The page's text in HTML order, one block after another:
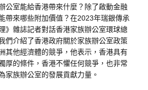
公室能給香港帶來什麼？除了啟動金融
帶來哪些附加價值？在2023年瑞銀傳承
》雜誌記者對話香港家族辦公室環球總
們介紹了香港政府關於家族辦公室政策
其他經濟體的競爭，他表示，香港具有
厚的條件，香港不懼任何競爭，也非常
家族辦公室的發展貢獻力量。